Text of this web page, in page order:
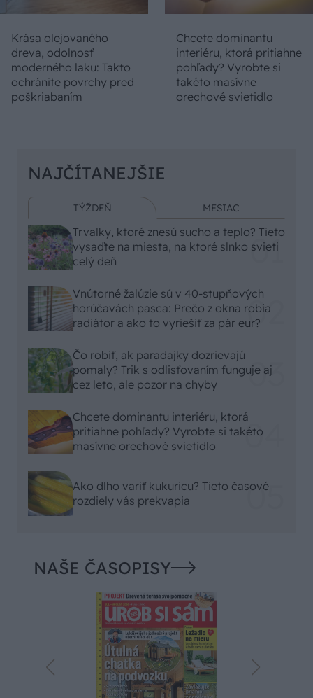
Krása olejovaného
dreva, odolnosť
moderného laku: Takto
ochránite povrchy pred
poškriabaním
Chcete dominantu
interiéru, ktorá pritiahne
pohľady? Vyrobte si
takéto masívne
orechové svietidlo
NAJČÍTANEJŠIE
TÝŽDEŇ MESIAC
Trvalky, ktoré znesú sucho a teplo? Tieto
vysaďte na miesta, na ktoré slnko svieti
celý deň
Vnútorné žalúzie sú v 40-stupňových
horúčavách pasca: Prečo z okna robia
radiátor a ako to vyriešiť za pár eur?
Čo robiť, ak paradajky dozrievajú
pomaly? Trik s odlisťovaním funguje aj
cez leto, ale pozor na chyby
Chcete dominantu interiéru, ktorá
pritiahne pohľady? Vyrobte si takéto
masívne orechové svietidlo
Ako dlho variť kukuricu? Tieto časové
rozdiely vás prekvapia
NAŠE ČASOPISY